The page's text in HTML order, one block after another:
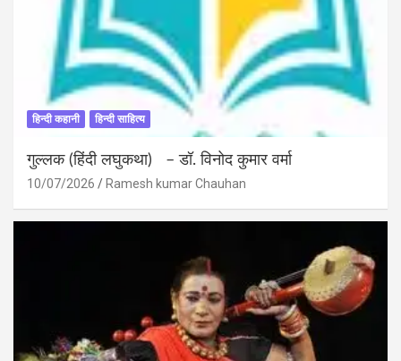
हिन्दी कहानी हिन्दी साहित्य
गुल्लक (हिंदी लघुकथा) – डॉ. विनोद कुमार वर्मा
10/07/2026 Ramesh kumar Chauhan